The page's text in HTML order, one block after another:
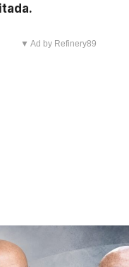
▼ Ad by Refinery89